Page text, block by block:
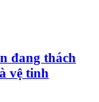
đang thách
vệ tinh